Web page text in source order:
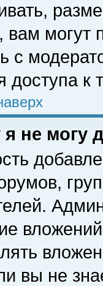
вам могут
с
доступа
не могу
вы не